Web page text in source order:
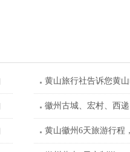
黄山旅行社告诉您黄
黄山徽州6天旅游行程